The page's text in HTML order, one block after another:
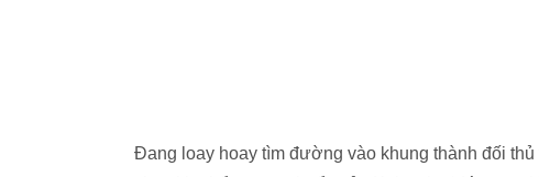
Đang loay hoay tìm đường vào khung thành đối